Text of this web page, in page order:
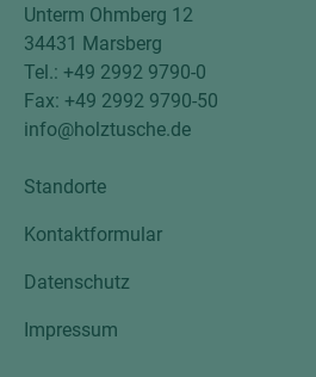
Unterm Ohmberg 12
34431 Marsberg
Tel.: +49 2992 9790-0
Fax: +49 2992 9790-50
info@holztusche.de
Standorte
Kontaktformular
Datenschutz
Impressum